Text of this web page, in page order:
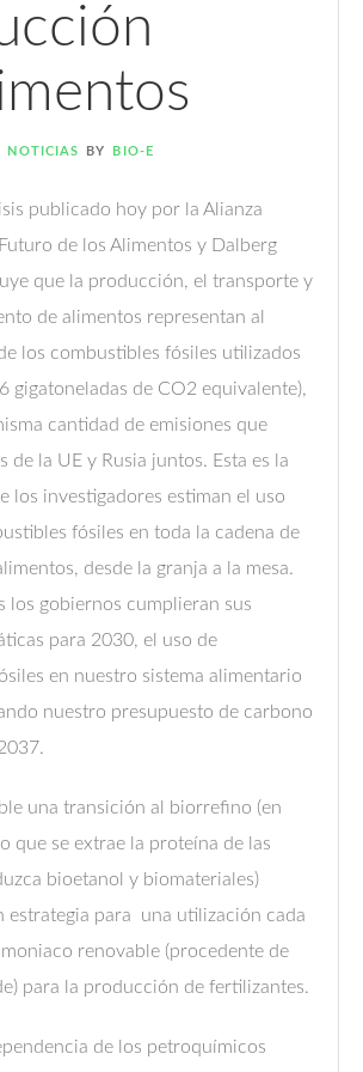
NOTICIAS BY BIO-E
publicado hoy por la Alianza
de los Alimentos y Dalberg
que la producción, el transporte y
de alimentos representan al
los combustibles fósiles utilizados
gigatoneladas de CO2 equivalente),
cantidad de emisiones que
de la UE y Rusia juntos. Esta es la
los investigadores estiman el uso
fósiles en toda la cadena de
desde la granja a la mesa.
los gobiernos cumplieran sus
para 2030, el uso de
en nuestro sistema alimentario
nuestro presupuesto de carbono
una transición al biorrefino (en
que se extrae la proteína de las
bioetanol y biomateriales)
estrategia para una utilización cada
renovable (procedente de
para la producción de fertilizantes.
de los petroquímicos